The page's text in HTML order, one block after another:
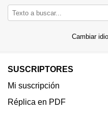
Cambiar
SUSCRIPTORES
Mi suscripción
Réplica en PDF